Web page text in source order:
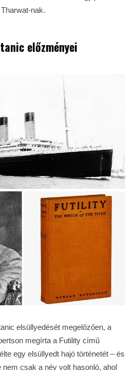
nak.
előzményei
elsüllyedését megelőzően, a
megírta a Futility című
egy elsüllyedt hajó történetét – és
nem csak a név volt hasonló, ahol